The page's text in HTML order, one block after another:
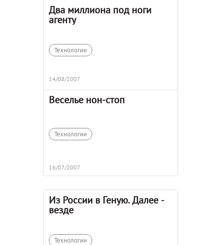
Два миллиона под ноги
агенту
Технологии
14/08/2007
Веселье нон-стоп
Технологии
16/07/2007
Из России в Геную. Далее -
везде
Технологии